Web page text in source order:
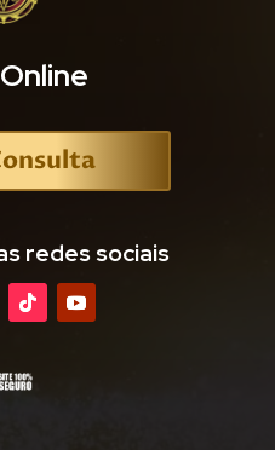
redes sociais